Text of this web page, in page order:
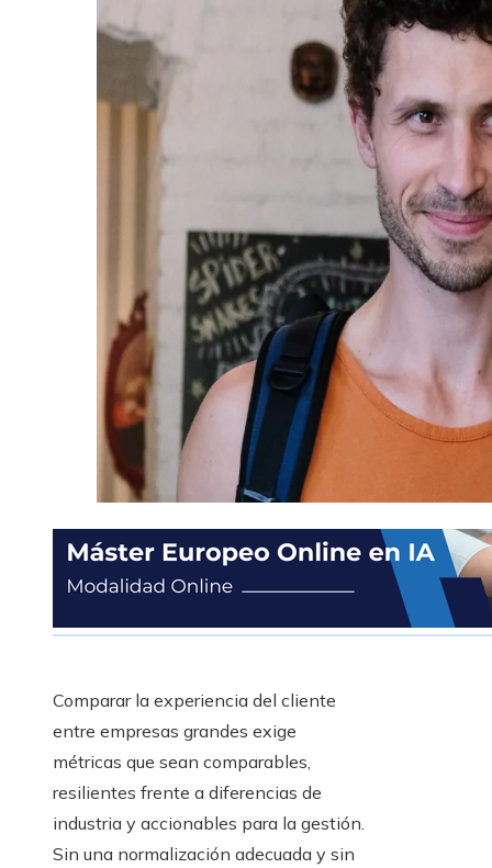
Comparar la experiencia del cliente
entre empresas grandes exige
métricas que sean comparables,
resilientes frente a diferencias de
industria y accionables para la gestión.
Sin una normalización adecuada y sin